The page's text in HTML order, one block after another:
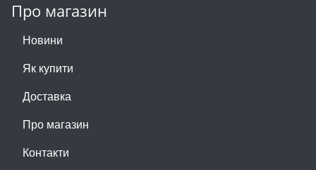
Про магазин
Новини
Як купити
Доставка
Про магазин
Контакти